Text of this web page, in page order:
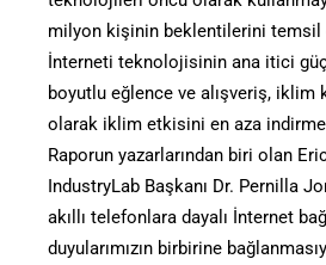
milyon kişinin beklentilerini temsil
İnterneti teknolojisinin ana itici
boyutlu eğlence ve alışveriş, iklim
olarak iklim etkisini en aza indirme
Raporun yazarlarından biri olan
IndustryLab Başkanı Dr. Pernilla
akıllı telefonlara dayalı İnternet
duyularımızın birbirine